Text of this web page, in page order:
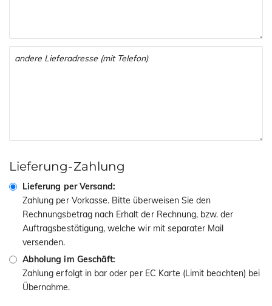
Lieferung-Zahlung
Lieferung per Versand:
Zahlung per Vorkasse. Bitte überweisen Sie den
Rechnungsbetrag nach Erhalt der Rechnung, bzw. der
Auftragsbestätigung, welche wir mit separater Mail
versenden.
Abholung im Geschäft:
Zahlung erfolgt in bar oder per EC Karte (Limit beachten) bei
Übernahme.